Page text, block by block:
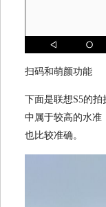
扫码和萌颜功能
下面是联想S5的
中属于较高的水准
也比较准确。